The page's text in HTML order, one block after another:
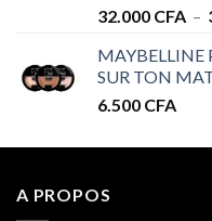
32.000 CFA –
MAYBELLINE
SUR TON
6.500 CFA
A PROPOS